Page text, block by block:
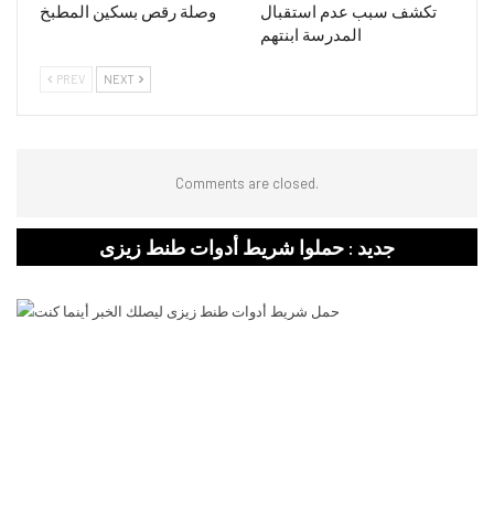
وصلة رقص بسكين المطبخ
تكشف سبب عدم استقبال
المدرسة ابنتهم
PREV NEXT
Comments are closed.
جديد : حملوا شريط أدوات طنط زيزى